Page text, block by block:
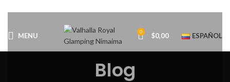
MENU 0 $0,00 ESPAÑOL
Blog